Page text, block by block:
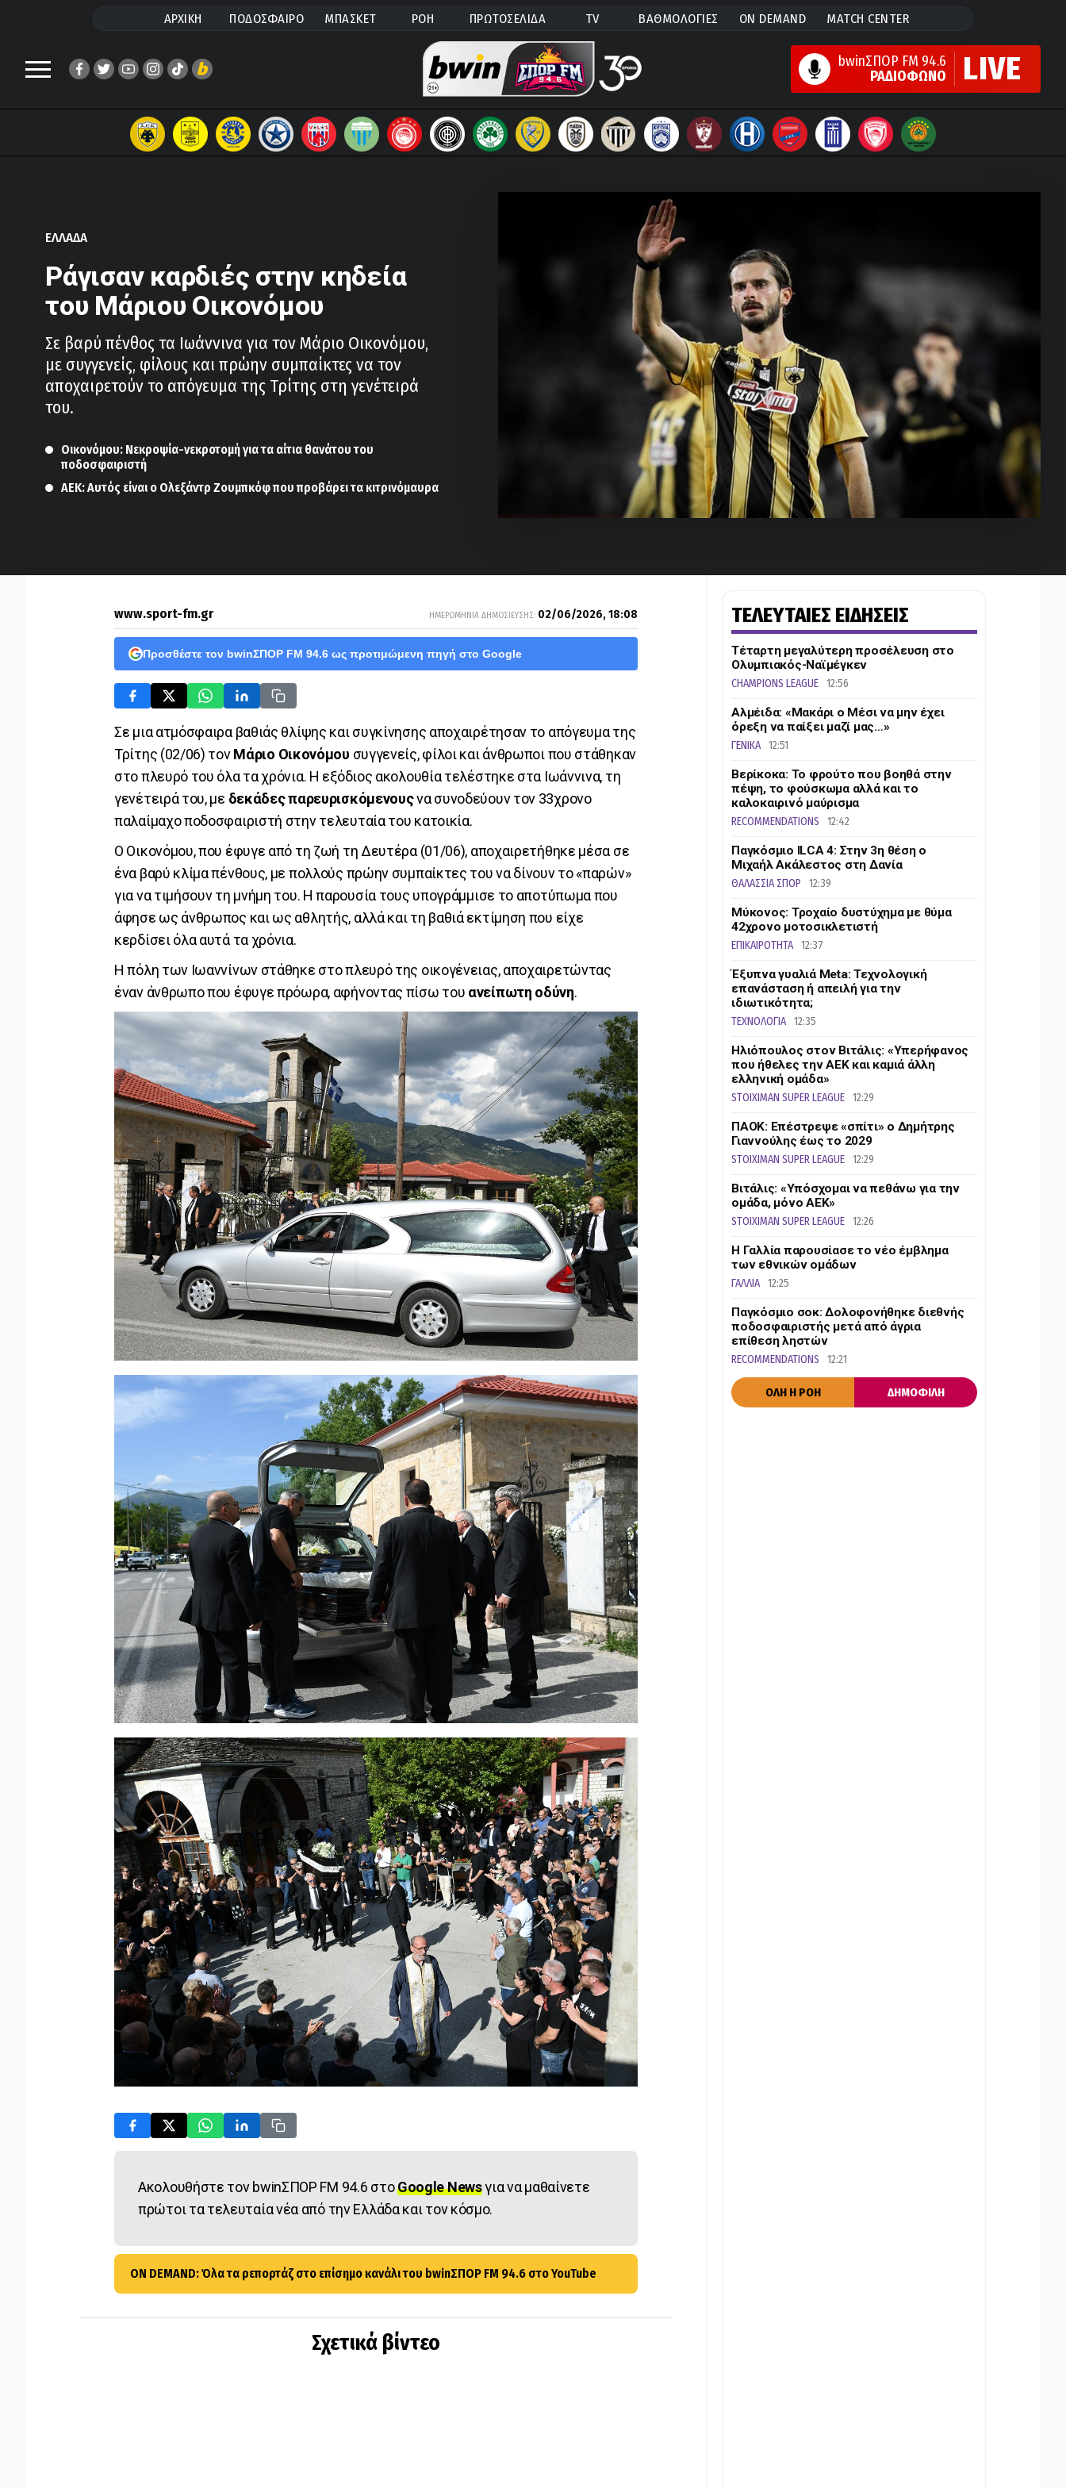
ΑΡΧΙΚΗ ΠΟΔΟΣΦΑΙΡΟ ΜΠΑΣΚΕΤ ΡΟΗ ΠΡΩΤΟΣΕΛΙΔΑ TV ΒΑΘΜΟΛΟΓΙΕΣ ON DEMAND MATCH CENTER
bwinΣΠΟΡ FM 94.6
ΡΑΔΙΟΦΩΝΟ
LIVE
ΕΛΛΑΔΑ
Ράγισαν καρδιές στην κηδεία
του Μάριου Οικονόμου
Σε βαρύ πένθος τα Ιωάννινα για τον Μάριο Οικονόμου,
με συγγενείς, φίλους και πρώην συμπαίκτες να τον
αποχαιρετούν το απόγευμα της Τρίτης στη γενέτειρά
του.
Οικονόμου: Νεκροψία-νεκροτομή για τα αίτια θανάτου του
ποδοσφαιριστή
ΑΕΚ: Αυτός είναι ο Ολεξάντρ Ζουμπκόφ που προβάρει τα κιτρινόμαυρα
www.sport-fm.gr ΗΜΕΡΟΜΗΝΙΑ ΔΗΜΟΣΙΕΥΣΗΣ: 02/06/2026, 18:08
Προσθέστε τον bwinΣΠΟΡ FM 94.6 ως προτιμώμενη πηγή στο Google
Σε μια ατμόσφαιρα βαθιάς θλίψης και συγκίνησης αποχαιρέτησαν το απόγευμα της
Τρίτης (02/06) τονΜάριο Οικονόμου συγγενείς, φίλοι και άνθρωποι που στάθηκαν
στο πλευρό του όλα τα χρόνια. Η εξόδιος ακολουθία τελέστηκε στα Ιωάννινα, τη
γενέτειρά του, με δεκάδες παρευρισκόμενουςνα συνοδεύουν τον 33χρονο
παλαίμαχο ποδοσφαιριστή στην τελευταία του κατοικία.
Ο Οικονόμου, που έφυγε από τη ζωή τη Δευτέρα (01/06), αποχαιρετήθηκε μέσα σε
ένα βαρύ κλίμα πένθους, με πολλούς πρώην συμπαίκτες του να δίνουν το «παρών»
για να τιμήσουν τη μνήμη του. Η παρουσία τους υπογράμμισε το αποτύπωμα που
άφησε ως άνθρωπος και ως αθλητής, αλλά και τη βαθιά εκτίμηση που είχε
κερδίσει όλα αυτά τα χρόνια.
Η πόλη των Ιωαννίνων στάθηκε στο πλευρό της οικογένειας, αποχαιρετώντας
έναν άνθρωπο που έφυγε πρόωρα, αφήνοντας πίσω του ανείπωτη οδύνη.
Ακολουθήστε τον bwinΣΠΟΡ FM 94.6 στοGoogle Newsγια να μαθαίνετε
πρώτοι τα τελευταία νέα από την Ελλάδα και τον κόσμο.
ON DEMAND: Όλα τα ρεπορτάζ στο επίσημο κανάλι του bwinΣΠΟΡ FM 94.6 στο YouTube
Σχετικά βίντεο
ΤΕΛΕΥΤΑΙΕΣ ΕΙΔΗΣΕΙΣ
Τέταρτη μεγαλύτερη προσέλευση στο
Ολυμπιακός-Ναϊμέγκεν
CHAMPIONS LEAGUE 12:56
Αλμέιδα: «Μακάρι ο Μέσι να μην έχει
όρεξη να παίξει μαζί μας…»
ΓΕΝΙΚΑ 12:51
Βερίκοκα: Το φρούτο που βοηθά στην
πέψη, το φούσκωμα αλλά και το
καλοκαιρινό μαύρισμα
RECOMMENDATIONS 12:42
Παγκόσμιο ILCA 4: Στην 3η θέση ο
Μιχαήλ Ακάλεστος στη Δανία
ΘΑΛΑΣΣΙΑ ΣΠΟΡ 12:39
Μύκονος: Τροχαίο δυστύχημα με θύμα
42χρονο μοτοσικλετιστή
ΕΠΙΚΑΙΡΟΤΗΤΑ 12:37
Έξυπνα γυαλιά Meta: Τεχνολογική
επανάσταση ή απειλή για την
ιδιωτικότητα;
ΤΕΧΝΟΛΟΓΙΑ 12:35
Ηλιόπουλος στον Βιτάλις: «Υπερήφανος
που ήθελες την ΑΕΚ και καμιά άλλη
ελληνική ομάδα»
STOIXIMAN SUPER LEAGUE 12:29
ΠΑΟΚ: Επέστρεψε «σπίτι» ο Δημήτρης
Γιαννούλης έως το 2029
STOIXIMAN SUPER LEAGUE 12:29
Βιτάλις: «Υπόσχομαι να πεθάνω για την
ομάδα, μόνο ΑΕΚ»
STOIXIMAN SUPER LEAGUE 12:26
Η Γαλλία παρουσίασε το νέο έμβλημα
των εθνικών ομάδων
ΓΑΛΛΙΑ 12:25
Παγκόσμιο σοκ: Δολοφονήθηκε διεθνής
ποδοσφαιριστής μετά από άγρια
επίθεση ληστών
RECOMMENDATIONS 12:21
ΟΛΗ Η ΡΟΗ ΔΗΜΟΦΙΛΗ